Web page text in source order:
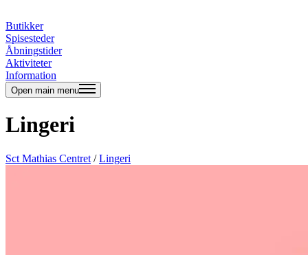
Butikker
Spisesteder
Åbningstider
Aktiviteter
Information
Open main menu
Lingeri
Sct Mathias Centret /Lingeri